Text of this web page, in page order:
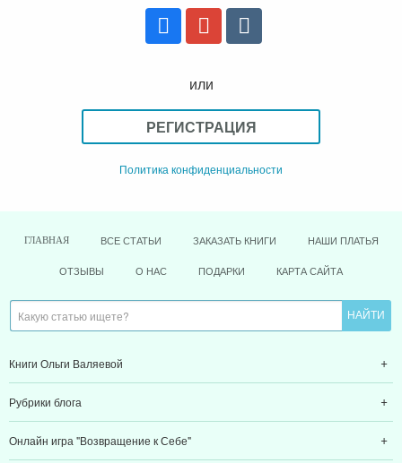
или
РЕГИСТРАЦИЯ
Политика конфиденциальности
ГЛАВНАЯ ВСЕ СТАТЬИ ЗАКАЗАТЬ КНИГИ НАШИ ПЛАТЬЯ
ОТЗЫВЫ О НАС ПОДАРКИ КАРТА САЙТА
Книги Ольги Валяевой
Рубрики блога
Онлайн игра "Возвращение к Себе"